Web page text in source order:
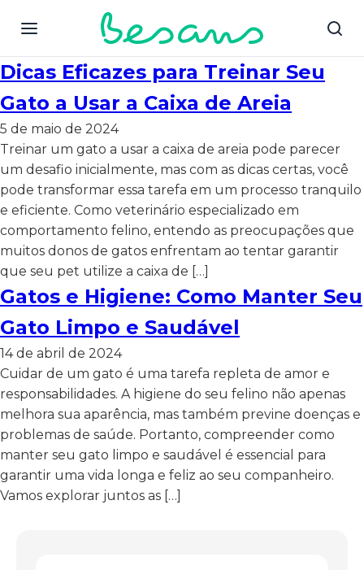
Dicas Eficazes para Treinar Seu
Gato a Usar a Caixa de Areia
5 de maio de 2024
Treinar um gato a usar a caixa de areia pode parecer
um desafio inicialmente, mas com as dicas certas, você
pode transformar essa tarefa em um processo tranquilo
e eficiente. Como veterinário especializado em
comportamento felino, entendo as preocupações que
muitos donos de gatos enfrentam ao tentar garantir
que seu pet utilize a caixa de […]
Gatos e Higiene: Como Manter Seu
Gato Limpo e Saudável
14 de abril de 2024
Cuidar de um gato é uma tarefa repleta de amor e
responsabilidades. A higiene do seu felino não apenas
melhora sua aparência, mas também previne doenças e
problemas de saúde. Portanto, compreender como
manter seu gato limpo e saudável é essencial para
garantir uma vida longa e feliz ao seu companheiro.
Vamos explorar juntos as […]